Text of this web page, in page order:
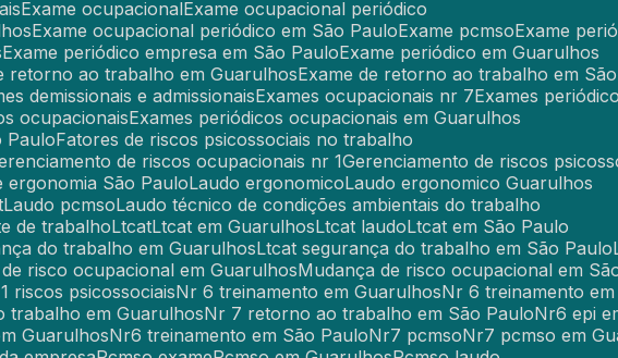
Exame ocupacional Exame ocupacional periódico
Exame ocupacional periódico em São Paulo Exame pcmso Exame
Exame periódico empresa em São Paulo Exame periódico em Guarulhos
retorno ao trabalho em Guarulhos Exame de retorno ao trabalho em
demissionais e admissionais Exames ocupacionais nr 7 Exames
ocupacionais Exames periódicos ocupacionais em Guarulhos
Paulo Fatores de riscos psicossociais no trabalho
de riscos ocupacionais nr 1
Gerenciamento de riscos
ergonomia São Paulo Laudo ergonomico Laudo ergonomico Guarulhos
Laudo pcmso Laudo técnico de condições ambientais do trabalho
de trabalho Ltcat Ltcat em Guarulhos Ltcat laudo Ltcat em São Paulo
do trabalho em Guarulhos Ltcat segurança do trabalho em São Paulo
de risco ocupacional em Guarulhos
Mudança de risco ocupacional em
1 riscos psicossociais Nr 6 treinamento em Guarulhos
Nr 6 treinamento
trabalho em Guarulhos Nr 7 retorno ao trabalho em São Paulo
Nr6 epi
Guarulhos Nr6 treinamento em São Paulo Nr7 pcmso
Nr7 pcmso em